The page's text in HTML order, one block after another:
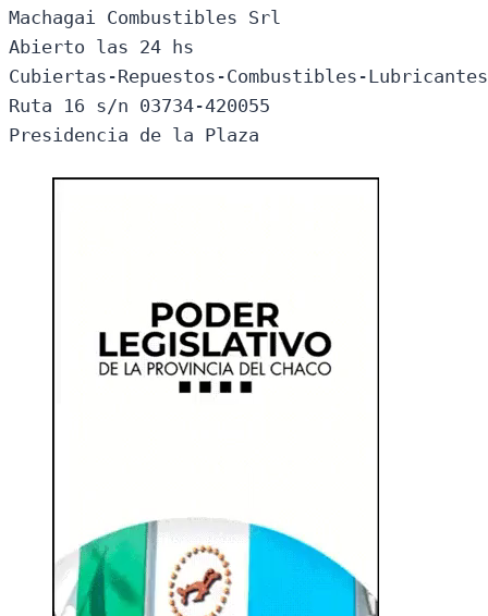
Machagai Combustibles Srl
Abierto las 24 hs
Cubiertas-Repuestos-Combustibles-
Ruta 16 s/n 03734-420055
Presidencia de la Plaza